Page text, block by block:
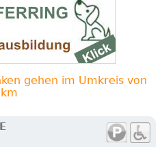
gehen im Umkreis von